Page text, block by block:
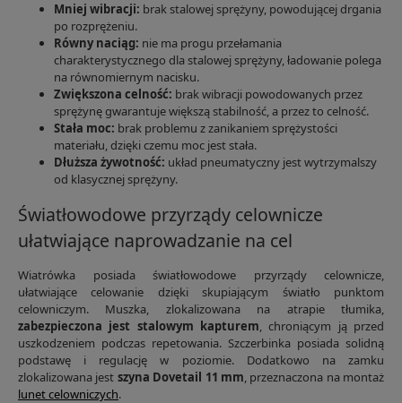
Mniej wibracji: brak stalowej sprężyny, powodującej drgania
po rozprężeniu.
Równy naciąg: nie ma progu przełamania
charakterystycznego dla stalowej sprężyny, ładowanie polega
na równomiernym nacisku.
Zwiększona celność: brak wibracji powodowanych przez
sprężynę gwarantuje większą stabilność, a przez to celność.
Stała moc: brak problemu z zanikaniem sprężystości
materiału, dzięki czemu moc jest stała.
Dłuższa żywotność: układ pneumatyczny jest wytrzymalszy
od klasycznej sprężyny.
Światłowodowe przyrządy celownicze
ułatwiające naprowadzanie na cel
Wiatrówka posiada światłowodowe przyrządy celownicze,
ułatwiające celowanie dzięki skupiającym światło punktom
celowniczym. Muszka, zlokalizowana na atrapie tłumika,
zabezpieczona jest stalowym kapturem, chroniącym ją przed
uszkodzeniem podczas repetowania. Szczerbinka posiada solidną
podstawę i regulację w poziomie. Dodatkowo na zamku
zlokalizowana jest szyna Dovetail 11 mm, przeznaczona na montaż
lunet celowniczych.